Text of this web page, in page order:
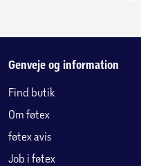
Genveje og information
Find butik
Om føtex
føtex avis
Job i føtex